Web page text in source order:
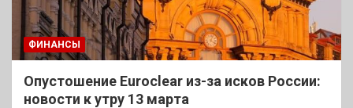
ФИНАНСЫ
Опустошение Euroclear из-за исков России:
новости к утру 13 марта